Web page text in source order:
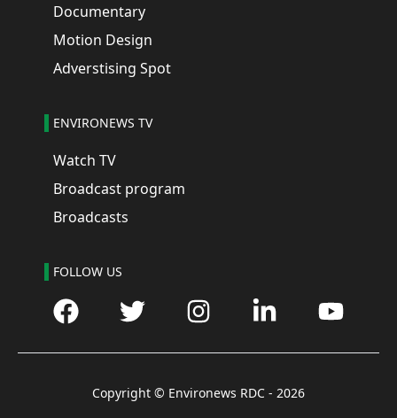
Documentary
Motion Design
Adverstising Spot
ENVIRONEWS TV
Watch TV
Broadcast program
Broadcasts
FOLLOW US
Copyright © Environews RDC - 2026